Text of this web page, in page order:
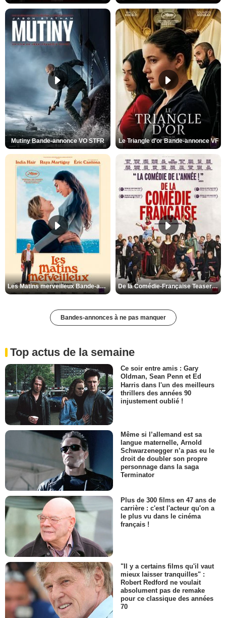
Mutiny Bande-annonce VO STFR Le Triangle d'or Bande-annonce VF
Les Matins merveilleux Bande-annonce VF De la Comédie-Française Teaser VF
Bandes-annonces à ne pas manquer
Top actus de la semaine
Ce soir entre amis : Gary
Oldman, Sean Penn et Ed
Harris dans l'un des meilleurs
thrillers des années 90
injustement oublié !
Même si l’allemand est sa
langue maternelle, Arnold
Schwarzenegger n’a pas eu le
droit de doubler son propre
personnage dans la saga
Terminator
Plus de 300 films en 47 ans de
carrière : c'est l'acteur qu'on a
le plus vu dans le cinéma
français !
"Il y a certains films qu'il vaut
mieux laisser tranquilles" :
Robert Redford ne voulait
absolument pas de remake
pour ce classique des années
70